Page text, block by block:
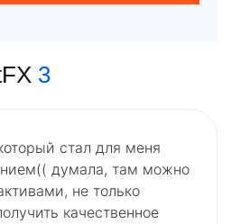
3
стал для меня
думала, там можно
не только
качественное